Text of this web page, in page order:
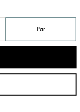
Par